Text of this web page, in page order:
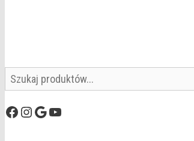
Szukaj
Facebook
Instagram
GoogleYouTube